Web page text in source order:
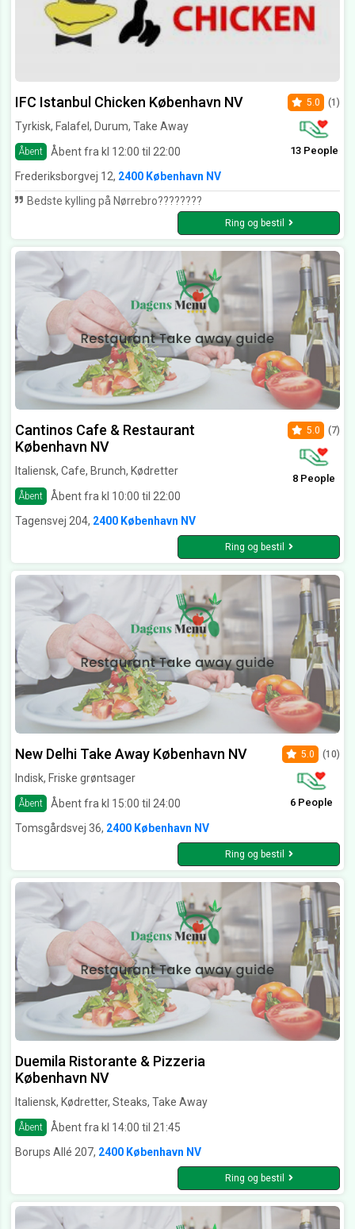
IFC Istanbul Chicken København NV
Tyrkisk, Falafel, Durum, Take Away
Åbent Åbent fra kl 12:00 til 22:00
5.0 (1)
13 People
Frederiksborgvej 12, 2400 København NV
Bedste kylling på Nørrebro????????
Ring og bestil
Cantinos Cafe & Restaurant
København NV
Italiensk, Cafe, Brunch, Kødretter
Åbent Åbent fra kl 10:00 til 22:00
5.0 (7)
8 People
Tagensvej 204, 2400 København NV
Ring og bestil
New Delhi Take Away København NV
Indisk, Friske grøntsager
Åbent Åbent fra kl 15:00 til 24:00
5.0 (10)
6 People
Tomsgårdsvej 36, 2400 København NV
Ring og bestil
Duemila Ristorante & Pizzeria
København NV
Italiensk, Kødretter, Steaks, Take Away
Åbent
Åbent fra kl 14:00 til 21:45
Borups Allé 207, 2400 København NV
Ring og bestil